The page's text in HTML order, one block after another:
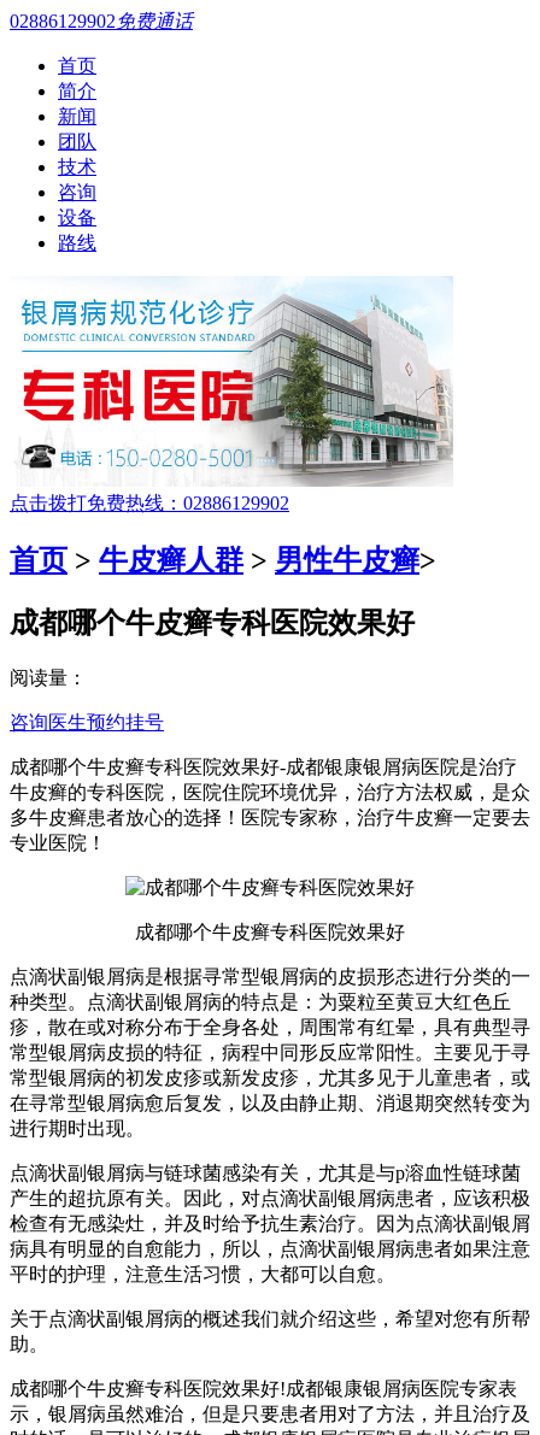
02886129902免费通话
首页
简介
新闻
团队
技术
咨询
设备
路线
点击拨打免费热线：02886129902
首页 > 牛皮癣人群 > 男性牛皮癣>
成都哪个牛皮癣专科医院效果好
阅读量：
咨询医生预约挂号
成都哪个牛皮癣专科医院效果好-成都银康银屑病医院是治疗
牛皮癣的专科医院，医院住院环境优异，治疗方法权威，是众
多牛皮癣患者放心的选择！医院专家称，治疗牛皮癣一定要去
专业医院！
成都哪个牛皮癣专科医院效果好
点滴状副银屑病是根据寻常型银屑病的皮损形态进行分类的一
种类型。点滴状副银屑病的特点是：为粟粒至黄豆大红色丘
疹，散在或对称分布于全身各处，周围常有红晕，具有典型寻
常型银屑病皮损的特征，病程中同形反应常阳性。主要见于寻
常型银屑病的初发皮疹或新发皮疹，尤其多见于儿童患者，或
在寻常型银屑病愈后复发，以及由静止期、消退期突然转变为
进行期时出现。
点滴状副银屑病与链球菌感染有关，尤其是与p溶血性链球菌
产生的超抗原有关。因此，对点滴状副银屑病患者，应该积极
检查有无感染灶，并及时给予抗生素治疗。因为点滴状副银屑
病具有明显的自愈能力，所以，点滴状副银屑病患者如果注意
平时的护理，注意生活习惯，大都可以自愈。
关于点滴状副银屑病的概述我们就介绍这些，希望对您有所帮
助。
成都哪个牛皮癣专科医院效果好!成都银康银屑病医院专家表
示，银屑病虽然难治，但是只要患者用对了方法，并且治疗及